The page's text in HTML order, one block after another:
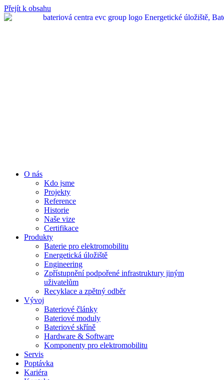
Přejít k obsahu
O nás
Kdo jsme
Projekty
Reference
Historie
Naše vize
Certifikace
Produkty
Baterie pro elektromobilitu
Energetická úložiště
Engineering
Zpřístupnění podpořené infrastruktury jiným
uživatelům
Recyklace a zpětný odběr
Vývoj
Bateriové články
Bateriové moduly
Bateriové skříně
Hardware & Software
Komponenty pro elektromobilitu
Servis
Poptávka
Kariéra